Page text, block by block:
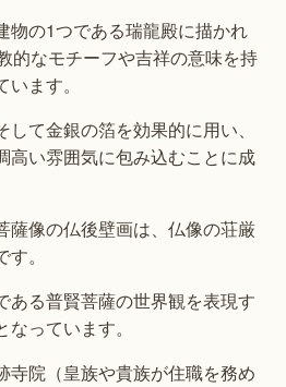
物の1つである瑞龍殿に描かれ
的なモチーフや吉祥の意味を持
ます。
て金銀の箔を効果的に用い、
高い雰囲気に包み込むことに成
薩像の仏後壁画は、仏像の荘厳
。
ある普賢菩薩の世界観を表現す
っています。
寺院（皇族や貴族が住職を務め